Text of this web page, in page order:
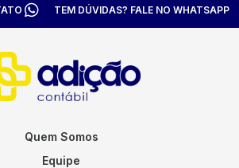
TEM DÚVIDAS? FALE NO WHATSAPP
Quem Somos
Equipe